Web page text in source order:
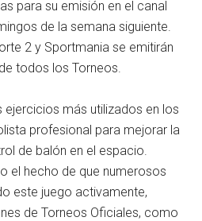
para su emisión en el canal
de la semana siguiente.
2 y Sportmania se emitirán
todos los Torneos.
ejercicios más utilizados en los
profesional para mejorar la
de balón en el espacio.
el hecho de que numerosos
este juego activamente,
de Torneos Oficiales, como